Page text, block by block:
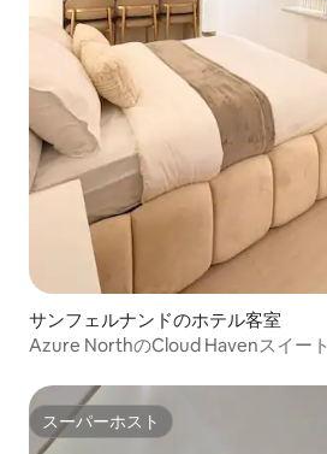
サンフェルナンドのホテル客室
Azure NorthのCloud Havenスイート
スーパーホスト
スーパーホスト